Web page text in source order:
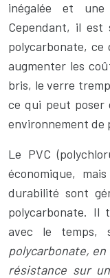
inégalée et une
Cependant, il est
polycarbonate, ce
augmenter les
bris, le verre
ce qui peut poser
environnement de
Le PVC
économique,
durabilité sont
polycarbonate. Il
avec le temps,
polycarbonate,
résistance sur